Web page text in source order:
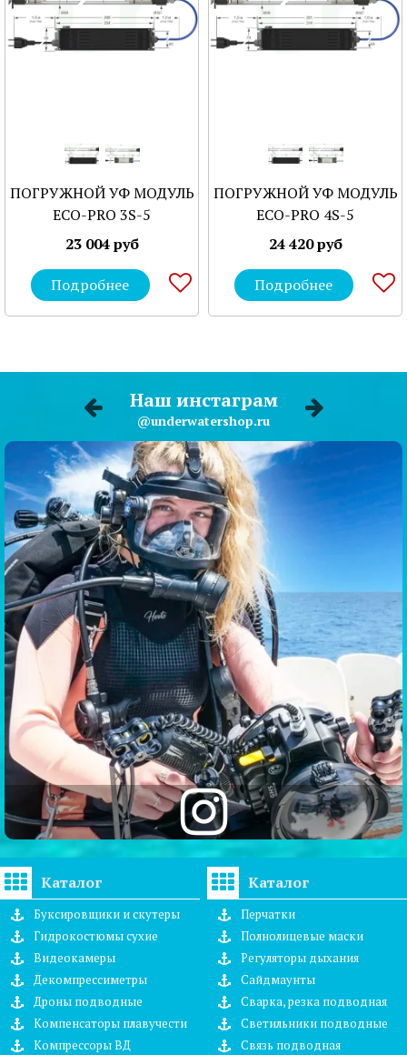
ПОГРУЖНОЙ УФ МОДУЛЬ
ECO-PRO 3S-5
23 004 руб
Подробнее
ПОГРУЖНОЙ УФ МОДУЛЬ
ECO-PRO 4S-5
24 420 руб
Подробнее
Наш инстаграм
@underwatershop.ru
Каталог
Буксировщики и скутеры
Гидрокостюмы сухие
Видеокамеры
Декомпрессиметры
Дроны подводные
Компенсаторы плавучести
Компрессоры ВД
Каталог
Перчатки
Полнолицевые маски
Регуляторы дыхания
Сайдмаунты
Сварка, резка подводная
Светильники подводные
Связь подводная